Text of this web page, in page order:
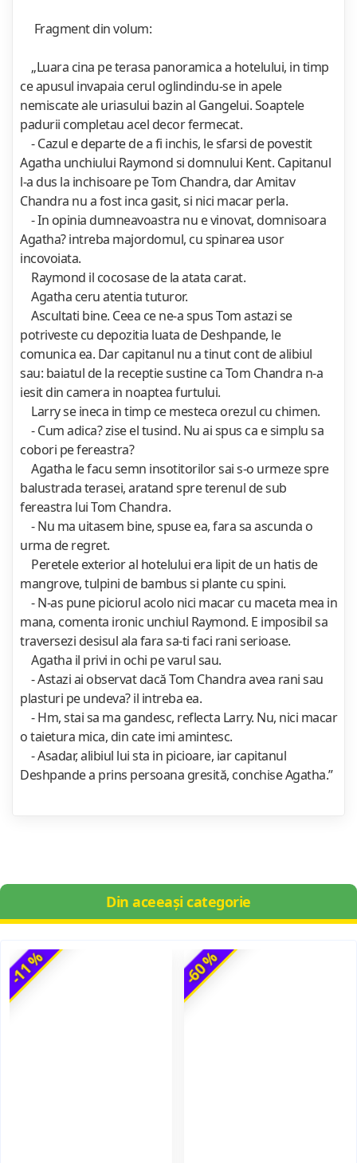
Fragment din volum:
„Luara cina pe terasa panoramica a hotelului, in timp
ce apusul invapaia cerul oglindindu-se in apele
nemiscate ale uriasului bazin al Gangelui. Soaptele
padurii completau acel decor fermecat.
- Cazul e departe de a fi inchis, le sfarsi de povestit
Agatha unchiului Raymond si domnului Kent. Capitanul
l-a dus la inchisoare pe Tom Chandra, dar Amitav
Chandra nu a fost inca gasit, si nici macar perla.
- In opinia dumneavoastra nu e vinovat, domnisoara
Agatha? intreba majordomul, cu spinarea usor
incovoiata.
Raymond il cocosase de la atata carat.
Agatha ceru atentia tuturor.
Ascultati bine. Ceea ce ne-a spus Tom astazi se
potriveste cu depozitia luata de Deshpande, le
comunica ea. Dar capitanul nu a tinut cont de alibiul
sau: baiatul de la receptie sustine ca Tom Chandra n-a
iesit din camera in noaptea furtului.
Larry se ineca in timp ce mesteca orezul cu chimen.
- Cum adica? zise el tusind. Nu ai spus ca e simplu sa
cobori pe fereastra?
Agatha le facu semn insotitorilor sai s-o urmeze spre
balustrada terasei, aratand spre terenul de sub
fereastra lui Tom Chandra.
- Nu ma uitasem bine, spuse ea, fara sa ascunda o
urma de regret.
Peretele exterior al hotelului era lipit de un hatis de
mangrove, tulpini de bambus si plante cu spini.
- N-as pune piciorul acolo nici macar cu maceta mea in
mana, comenta ironic unchiul Raymond. E imposibil sa
traversezi desisul ala fara sa-ti faci rani serioase.
Agatha il privi in ochi pe varul sau.
- Astazi ai observat dacă Tom Chandra avea rani sau
plasturi pe undeva? il intreba ea.
- Hm, stai sa ma gandesc, reflecta Larry. Nu, nici macar
o taietura mica, din cate imi amintesc.
- Asadar, alibiul lui sta in picioare, iar capitanul
Deshpande a prins persoana gresită, conchise Agatha.”
Din aceeași categorie
-11 % -60 %